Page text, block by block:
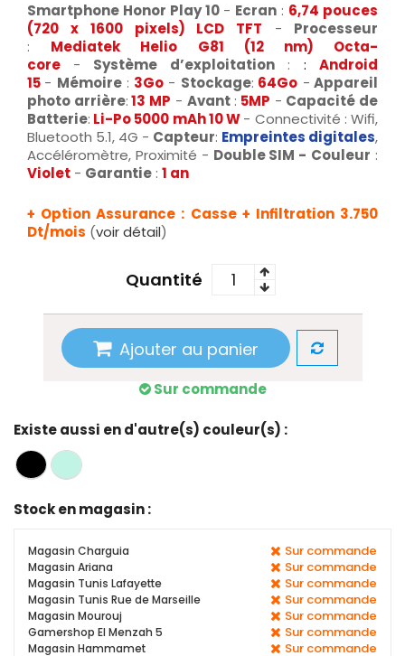
Smartphone Honor Play 10 - Ecran : 6,74 pouces
(720 x 1600 pixels) LCD TFT - Processeur
: Mediatek Helio G81 (12 nm) Octa-
core
- Système d’exploitation: : Android
15 - Mémoire: 3Go - Stockage: 64Go - Appareil
photo arrière:13 MP - Avant: 5MP - Capacité de
Batterie: Li-Po 5000 mAh 10 W- Connectivité : Wifi,
Bluetooth 5.1, 4G - Capteur: Empreintes digitales,
Accéléromètre, Proximité - Double SIM - Couleur :
Violet - Garantie : 1 an
+ Option Assurance : Casse + Infiltration 3.750
Dt/mois (voir détail)
Quantité
Ajouter au panier
Sur commande
Existe aussi en d'autre(s) couleur(s) :
Stock en magasin :
Magasin Charguia Sur commande
Magasin Ariana Sur commande
Magasin Tunis Lafayette Sur commande
Magasin Tunis Rue de Marseille Sur commande
Magasin Mourouj Sur commande
Gamershop El Menzah 5 Sur commande
Magasin Hammamet Sur commande